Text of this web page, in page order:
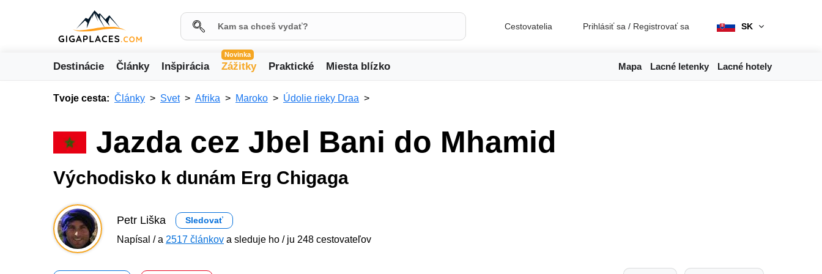
Cestovatelia Prihlásiť sa / Registrovať sa SK
Destinácie Články Inšpirácia
Novinka
Zážitky Praktické Miesta blízko Mapa Lacné letenky Lacné hotely
Tvoje cesta: Články Svet Afrika Maroko Údolie rieky Draa
Jazda cez Jbel Bani do Mhamid
Východisko k dunám Erg Chigaga
Petr Liška Sledovať
Napísal / a 2517 článkov a sleduje ho / ju 248 cestovateľov